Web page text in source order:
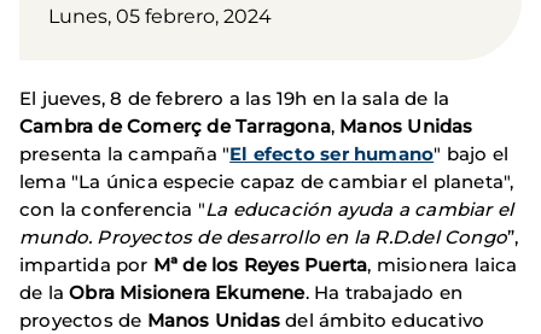
Lunes, 05 febrero, 2024
El jueves, 8 de febrero a las 19h en la sala de la
Cambra de Comerç de Tarragona, Manos Unidas
presenta la campaña "El efecto ser humano" bajo el
lema "La única especie capaz de cambiar el planeta",
con la conferencia "La educación ayuda a cambiar el
mundo. Proyectos de desarrollo en la R.D.del Congo”,
impartida por Mª de los Reyes Puerta, misionera laica
de laObra Misionera Ekumene. Ha trabajado en
proyectos de Manos Unidas del ámbito educativo